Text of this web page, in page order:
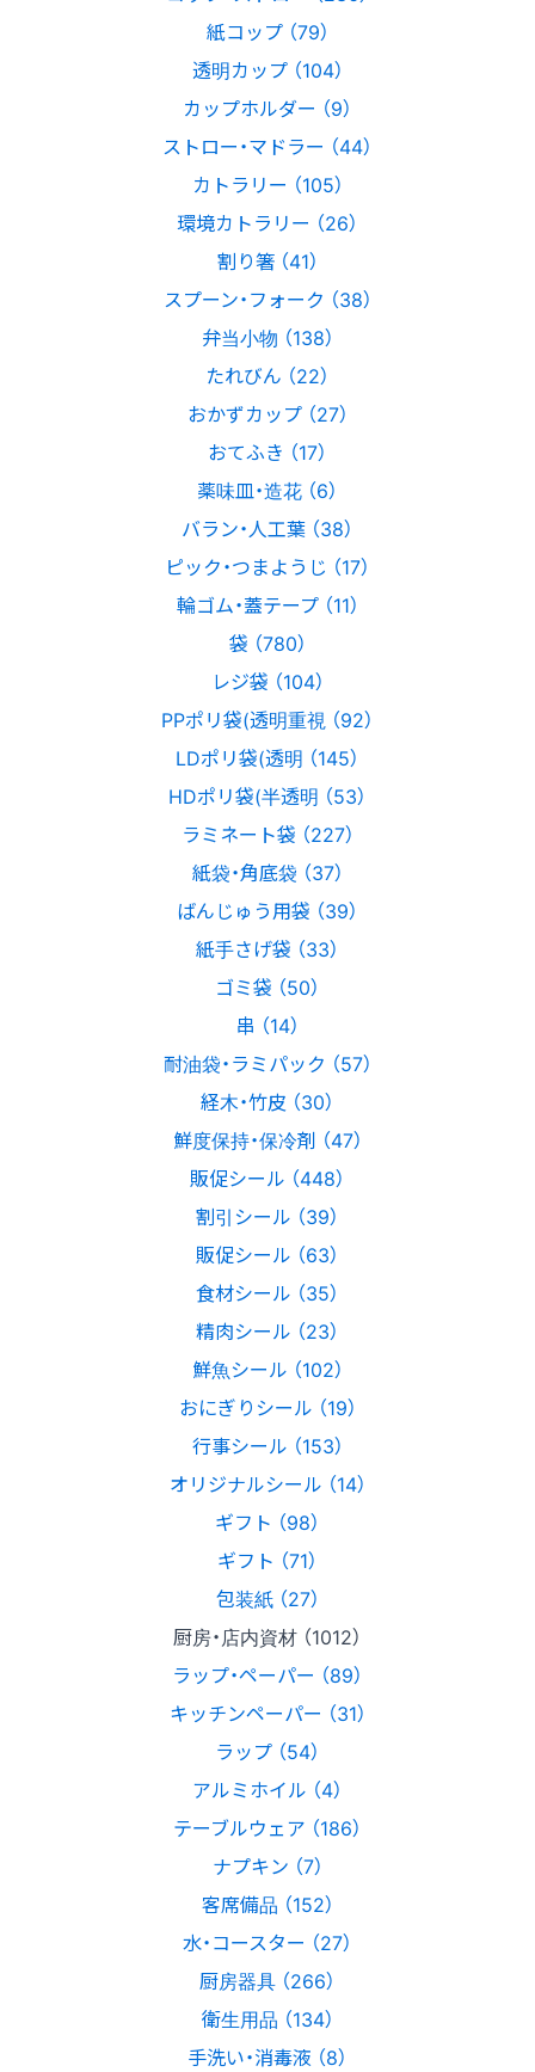
紙コップ （79）
透明カップ （104）
カップホルダー （9）
ストロー・マドラー （44）
カトラリー （105）
環境カトラリー （26）
割り箸 （41）
スプーン・フォーク （38）
弁当小物 （138）
たれびん （22）
おかずカップ （27）
おてふき （17）
薬味皿・造花 （6）
バラン・人工葉 （38）
ピック・つまようじ （17）
輪ゴム・蓋テープ （11）
袋 （780）
レジ袋 （104）
PPポリ袋(透明重視 （92）
LDポリ袋(透明 （145）
HDポリ袋(半透明 （53）
ラミネート袋 （227）
紙袋・角底袋 （37）
ばんじゅう用袋 （39）
紙手さげ袋 （33）
ゴミ袋 （50）
串 （14）
耐油袋・ラミパック （57）
経木・竹皮 （30）
鮮度保持・保冷剤 （47）
販促シール （448）
割引シール （39）
販促シール （63）
食材シール （35）
精肉シール （23）
鮮魚シール （102）
おにぎりシール （19）
行事シール （153）
オリジナルシール （14）
ギフト （98）
ギフト （71）
包装紙 （27）
厨房・店内資材 （1012）
ラップ・ペーパー （89）
キッチンペーパー （31）
ラップ （54）
アルミホイル （4）
テーブルウェア （186）
ナプキン （7）
客席備品 （152）
水・コースター （27）
厨房器具 （266）
衛生用品 （134）
手洗い・消毒液 （8）